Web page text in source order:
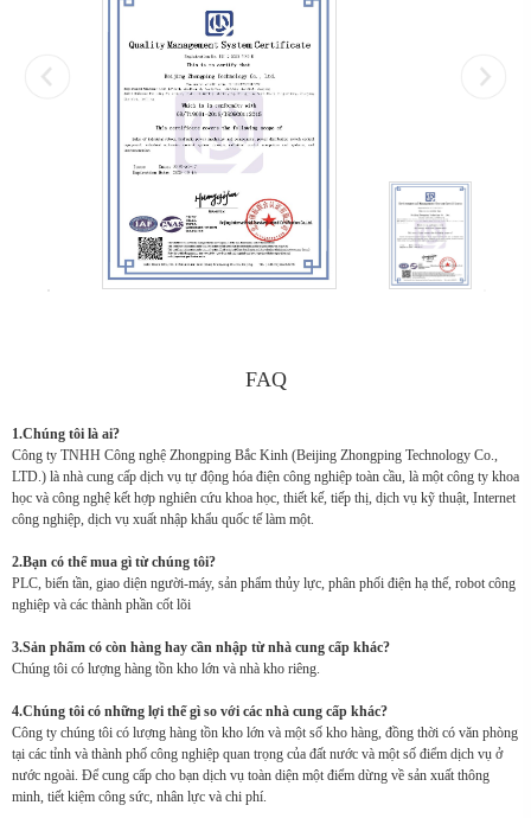
FAQ
1.Chúng tôi là ai?
Công ty TNHH Công nghệ Zhongping Bắc Kinh (Beijing Zhongping Technology Co.,
LTD.) là nhà cung cấp dịch vụ tự động hóa điện công nghiệp toàn cầu, là một công ty khoa
học và công nghệ kết hợp nghiên cứu khoa học, thiết kế, tiếp thị, dịch vụ kỹ thuật, Internet
công nghiệp, dịch vụ xuất nhập khẩu quốc tế làm một.
2.Bạn có thể mua gì từ chúng tôi?
PLC, biến tần, giao diện người-máy, sản phẩm thủy lực, phân phối điện hạ thế, robot công
nghiệp và các thành phần cốt lõi
3.Sản phẩm có còn hàng hay cần nhập từ nhà cung cấp khác?
Chúng tôi có lượng hàng tồn kho lớn và nhà kho riêng.
4.Chúng tôi có những lợi thế gì so với các nhà cung cấp khác?
Công ty chúng tôi có lượng hàng tồn kho lớn và một số kho hàng, đồng thời có văn phòng
tại các tỉnh và thành phố công nghiệp quan trọng của đất nước và một số điểm dịch vụ ở
nước ngoài. Để cung cấp cho bạn dịch vụ toàn diện một điểm dừng về sản xuất thông
minh, tiết kiệm công sức, nhân lực và chi phí.